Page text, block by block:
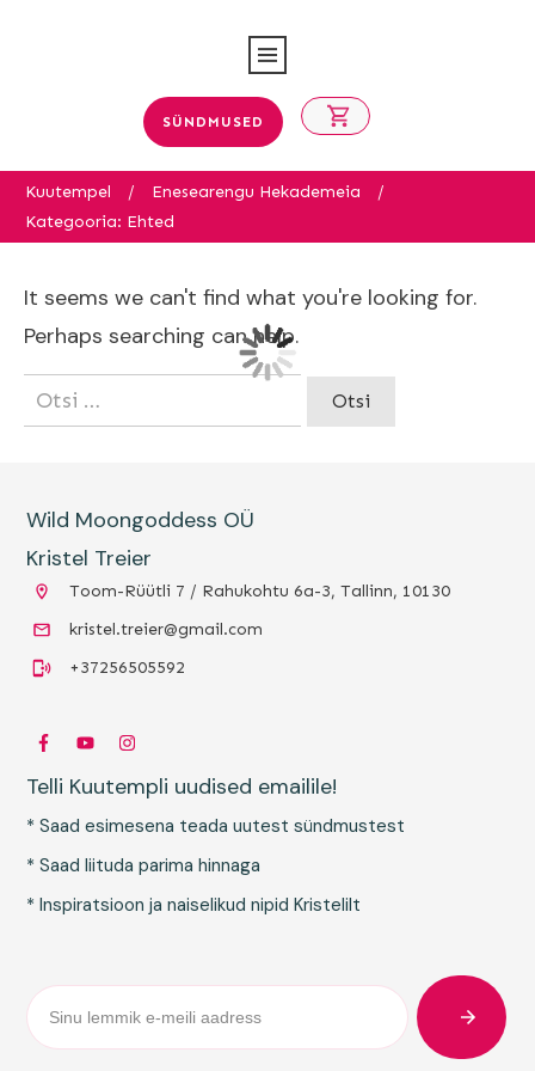
SÜNDMUSED
Kuutempel / Enesearengu Hekademeia
/
Kategooria: Ehted
It seems we can't find what you're looking for.
Perhaps searching can help.
Otsi:
Wild Moongoddess OÜ
Kristel Treier
Toom-Rüütli 7 / Rahukohtu 6a-3, Tallinn, 10130
kristel.treier@gmail.com
+37256505592
Telli Kuutempli uudised emailile!
* Saad esimesena teada uutest sündmustest
* Saad liituda parima hinnaga
* Inspiratsioon ja naiselikud nipid Kristelilt